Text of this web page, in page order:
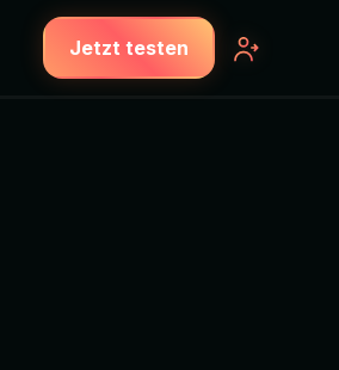
Jetzt testen